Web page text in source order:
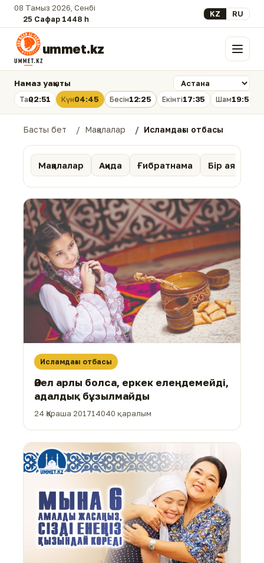
08 Тамыз 2026, Сенбі
25 Сафар 1448 һ.
Select your
KZ RU
ummet.kz Мәзір
Намаз уақыты
Таң02:51 Күн04:45 Бесін12:25 Екінті17:35 Шам19:54
Басты бет Мақалалар Исламдағы отбасы
Мақалалар Ақида Ғибратнама Бір аят
Исламдағы отбасы
Әйел арлы болса, еркек елеңдемейді,
адалдық бұзылмайды
24 Қараша 201714040 қаралым